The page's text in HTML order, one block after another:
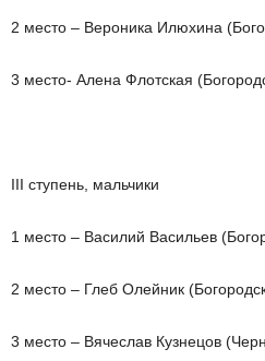
2 место – Вероника Илюхина
3 место- Алена Флотская
III ступень, мальчики
1 место – Василий Васильев
2 место – Глеб Олейник
3 место – Вячеслав Кузнецов